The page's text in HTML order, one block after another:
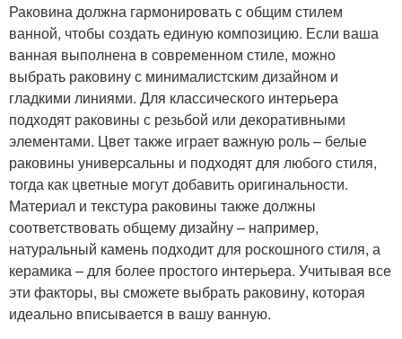
Раковина должна гармонировать с общим стилем
ванной, чтобы создать единую композицию. Если ваша
ванная выполнена в современном стиле, можно
выбрать раковину с минималистским дизайном и
гладкими линиями. Для классического интерьера
подходят раковины с резьбой или декоративными
элементами. Цвет также играет важную роль – белые
раковины универсальны и подходят для любого стиля,
тогда как цветные могут добавить оригинальности.
Материал и текстура раковины также должны
соответствовать общему дизайну – например,
натуральный камень подходит для роскошного стиля, а
керамика – для более простого интерьера. Учитывая все
эти факторы, вы сможете выбрать раковину, которая
идеально вписывается в вашу ванную.